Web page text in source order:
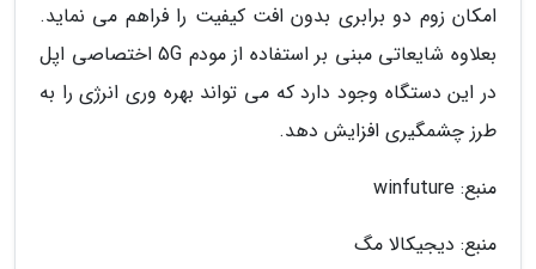
امکان زوم دو برابری بدون افت کیفیت را فراهم می نماید.
بعلاوه شایعاتی مبنی بر استفاده از مودم 5G اختصاصی اپل
در این دستگاه وجود دارد که می تواند بهره وری انرژی را به
طرز چشمگیری افزایش دهد.
منبع: winfuture
منبع: دیجیکالا مگ